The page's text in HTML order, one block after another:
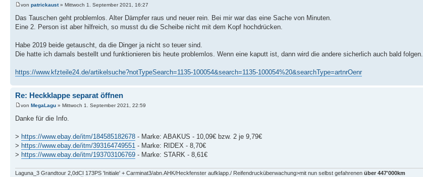
von patrickaust» Mittwoch 1. September 2021, 16:27
Das Tauschen geht problemlos. Alter Dämpfer raus und neuer rein. Bei mir war das eine Sache von Minuten.
Eine 2. Person ist aber hilfreich, so musst du die Scheibe nicht mit dem Kopf hochdrücken.
Habe 2019 beide getauscht, da die Dinger ja nicht so teuer sind.
Die hatte ich damals bestellt und funktionieren bis heute problemlos. Wenn eine kaputt ist, dann wird die andere sicherlich auch bald folgen.
https://www.kfzteile24.de/artikelsuche?notTypeSearch=1135-100054&search=1135-100054%20&searchType=artnrOenr
Re: Heckklappe separat öffnen
von MegaLagu » Mittwoch 1. September 2021, 22:59
Danke für die Info.
> https://www.ebay.de/itm/184585182678 - Marke: ABAKUS - 10,09€ bzw. 2 je 9,79€
> https://www.ebay.de/itm/393164749551 - Marke: RIDEX - 8,70€
> https://www.ebay.de/itm/193703106769 - Marke: STARK - 8,61€
Laguna_3 Grandtour 2,0dCI 173PS 'Initiale' + Carminat3/abn.AHK/Heckfenster aufklapp./ Reifendrucküberwachung>mit nun selbst gefahrenen über 447'000km